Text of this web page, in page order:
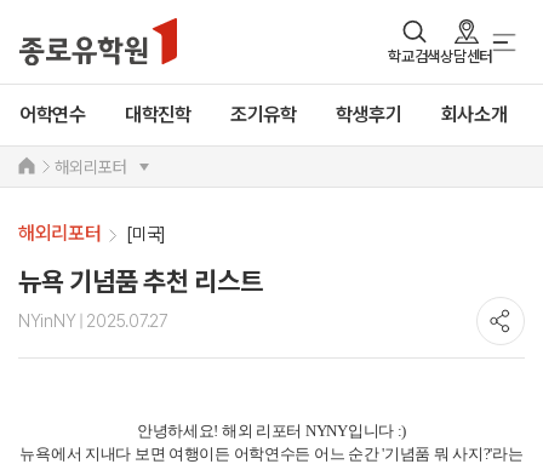
학교검색상담센터
어학연수 대학진학 조기유학 학생후기 회사소개
해외리포터
해외리포터 [미국]
뉴욕 기념품 추천 리스트
NYinNY| 2025.07.27
안녕하세요! 해외 리포터 NYNY입니다 :)
뉴욕에서 지내다 보면 여행이든 어학연수든 어느 순간 '기념품 뭐 사지?'라는